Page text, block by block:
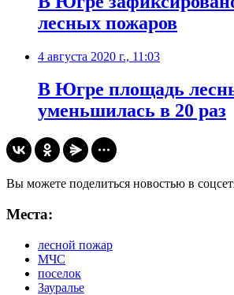
лесных пожаров
4 августа 2020 г., 11:03
В Югре площадь
уменьшилась в 20 раз
Вы можете поделиться новостью в
Места:
лесной пожар
МЧС
поселок
Зауралье